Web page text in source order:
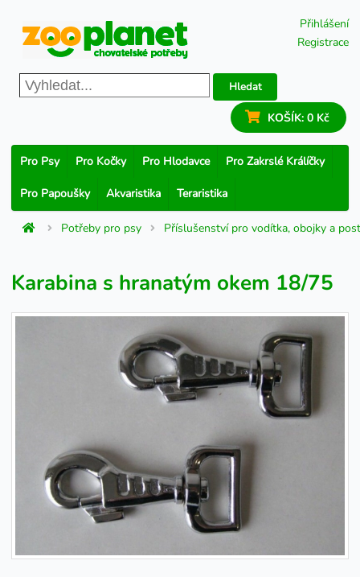
Přihlášení
Registrace
Hledat
KOŠÍK: 0 Kč
Pro Psy Pro Kočky Pro Hlodavce Pro Zakrslé Králíčky
Pro Papoušky Akvaristika Teraristika
Potřeby pro psy Příslušenství pro vodítka, obojky a
Karabina s hranatým okem 18/75